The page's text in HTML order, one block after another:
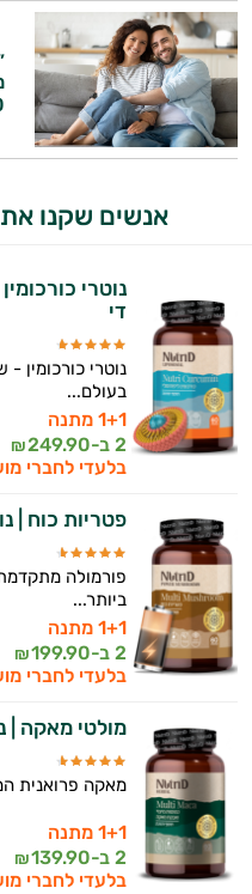
אנשים שקנו
נוטרי
די
נוטרי כורכומין
בעולם...
1+1 מתנה
2 ב-
249.90
₪
בלעדי לחברי
פטריות כוח |
פורמולה
ביותר...
1+1 מתנה
2 ב-
199.90
₪
בלעדי לחברי
מולטי מאקה |
מאקה פרואנית
1+1 מתנה
2 ב-
139.90
₪
בלעדי לחברי